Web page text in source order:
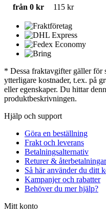
från 0 kr
115 kr
* Dessa fraktavgifter gäller för
ytterligare kostnader, t.ex. på
eller egenskaper. Du hittar
produktbeskrivningen.
Hjälp och support
Göra en beställning
Frakt och leverans
Betalningsalternativ
Returer & återbetalningar
Så här använder du ditt
Kampanjer och rabatter
Behöver du mer hjälp?
Mitt konto